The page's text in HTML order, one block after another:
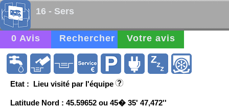
16 - Sers
0 Avis Rechercher Votre avis
Etat : Lieu visité par l'équipe
Latitude Nord : 45.59652 ou 45� 35' 47,472''